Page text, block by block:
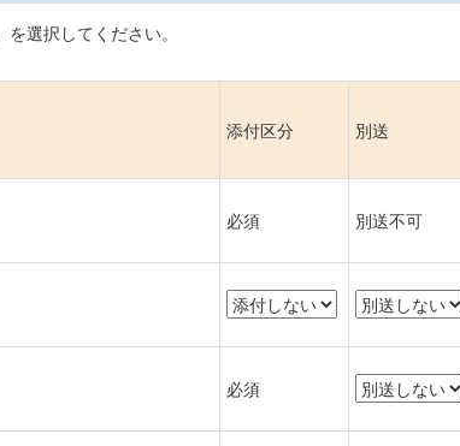
を選択してください。
添付区分 別送
必須 別送不可
必須